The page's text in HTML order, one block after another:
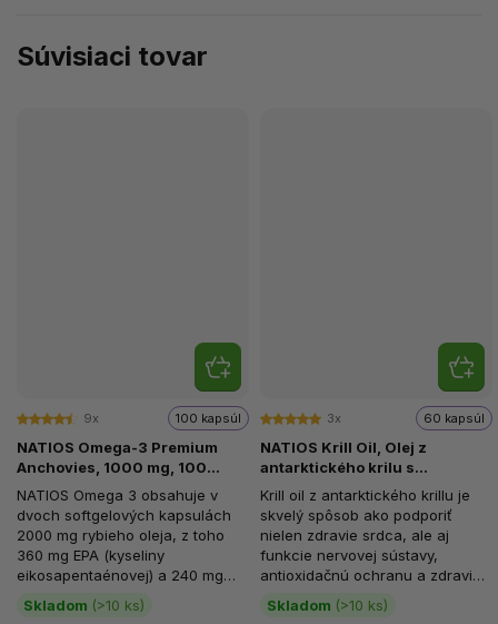
Súvisiaci tovar
NATIOS Omega-3 Premium
Anchovies, 1000 mg, 100
softgel kapsúl
9x
Skladom (>10 ks)
100 kapsúl
NATIOS Omega 3 obsahuje v
dvoch softgelových kapsulách
2000 mg rybieho oleja, z toho
360 mg EPA (kyseliny
eikosapentaénovej) a 240 mg
DHA (kyseliny
dokozahexaénovej). Práve...
NATIOS Krill Oil, Olej z
antarktického krilu s
astaxantínom, 500 mg, 60
softgel kapsúl
3x
Skladom (>10 ks)
60 kapsúl
Krill oil z antarktického krillu je
skvelý spôsob ako podporiť
nielen zdravie srdca, ale aj
funkcie nervovej sústavy,
antioxidačnú ochranu a zdravie
očí. Tento olej z kôrovcov...